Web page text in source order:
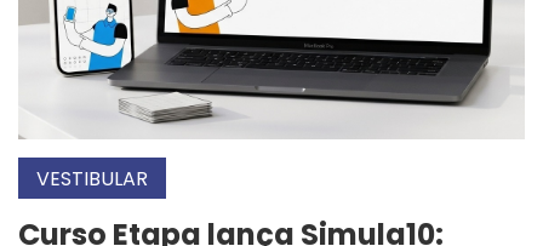
VESTIBULAR
Curso Etapa lança Simula10: